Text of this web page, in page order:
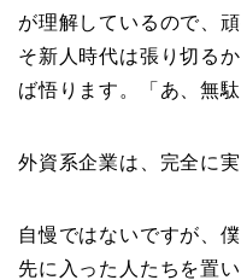
が理解しているので、
そ新人時代は張り切る
ば悟ります。「あ、無
外資系企業は、完全に実
自慢ではないですが、
先に入った人たちを置